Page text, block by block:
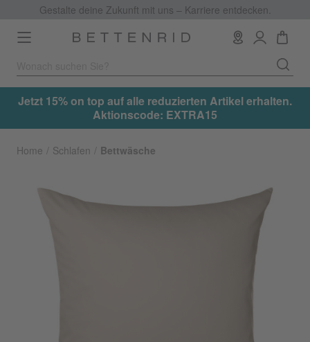
Gestalte deine Zukunft mit uns – Karriere entdecken.
Toggle
navigation
Jetzt 15% on top auf alle reduzierten Artikel erhalten.
Aktionscode: EXTRA15
Home Schlafen Bettwäsche